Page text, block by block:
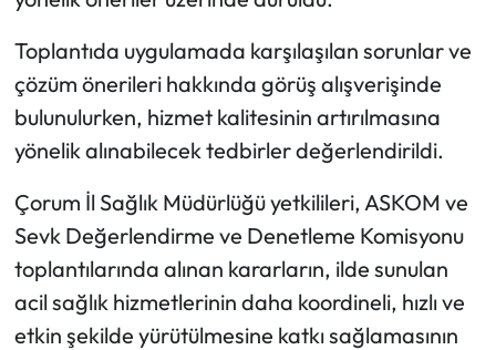
Toplantıda uygulamada karşılaşılan sorunlar ve
çözüm önerileri hakkında görüş alışverişinde
bulunulurken, hizmet kalitesinin artırılmasına
yönelik alınabilecek tedbirler değerlendirildi.
Çorum İl Sağlık Müdürlüğü yetkilileri, ASKOM ve
Sevk Değerlendirme ve Denetleme Komisyonu
toplantılarında alınan kararların, ilde sunulan
acil sağlık hizmetlerinin daha koordineli, hızlı ve
etkin şekilde yürütülmesine katkı sağlamasının